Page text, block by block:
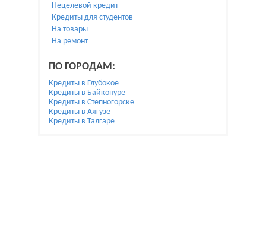
Нецелевой кредит
Кредиты для студентов
На товары
На ремонт
ПО ГОРОДАМ:
Кредиты в Глубокое
Кредиты в Байконуре
Кредиты в Степногорске
Кредиты в Аягузе
Кредиты в Талгаре